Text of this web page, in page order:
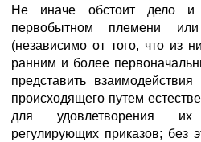
Не иначе обстоит дело и
первобытном племени
(независимо от того, что из
ранним и более
представить
происходящего путем
для удовлетворения их
регулирующих приказов; без